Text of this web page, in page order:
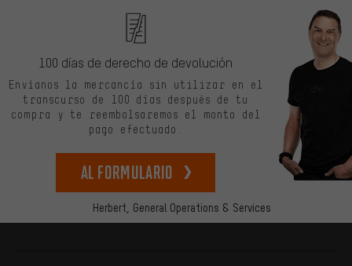
Herbert, General Operations & Services
100 días de derecho de devolución
Envíanos la mercancía sin utilizar en el
transcurso de 100 días después de tu
compra y te reembolsaremos el monto del
pago efectuado.
Al formulario